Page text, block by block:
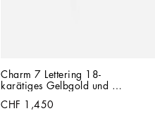
Charm 7 Lettering 18-
karätiges Gelbgold und
CHF 1,450